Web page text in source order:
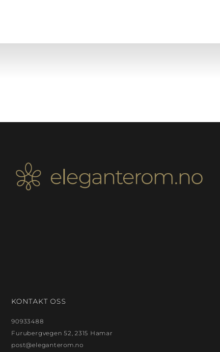
KONTAKT OSS
90933488
Furubergvegen 52, 2315 Hamar
post@eleganterom.no